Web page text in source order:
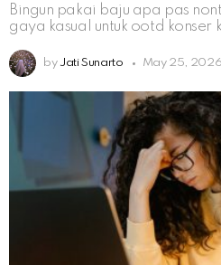
Bingun pakai baju apa pas
gaya kasual untuk ootd konser
by Jati Sunarto May 25,